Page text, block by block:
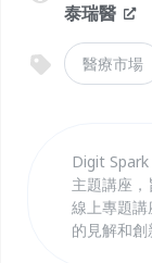
泰瑞醫
醫療市場
Digit
主題講座
線上專題
的見解和創